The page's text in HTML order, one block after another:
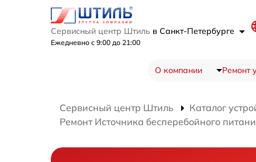
Сервисный центр Штиль в Санкт-Петербурге
Ежедневно с 9:00 до 21:00
О компании Ремонт
Сервисный центр Штиль Каталог
Ремонт Источника бесперебойного